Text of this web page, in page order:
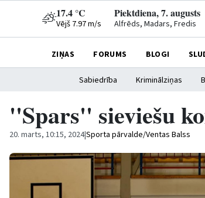
17.4 °C
Vējš 7.97 m/s
Piektdiena, 7. augusts
Alfrēds, Madars, Fredis
ZIŅAS FORUMS BLOGI
Sabiedrība Kriminālziņas
''Spars'' sieviešu
20. marts, 10:15, 2024|Sporta pārvalde/Ventas Balss